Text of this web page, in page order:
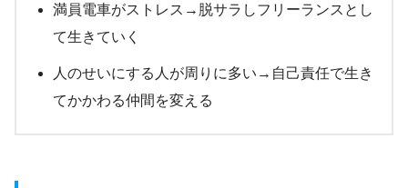
満員電車がストレス→脱サラしフリーランスとし
て生きていく
人のせいにする人が周りに多い→自己責任で生き
てかかわる仲間を変える